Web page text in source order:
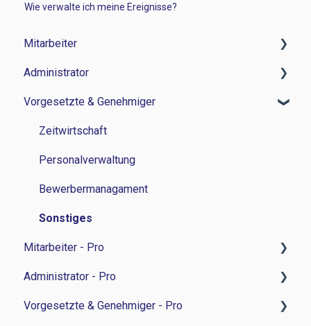
Wie verwalte ich meine Ereignisse?
Mitarbeiter
Zeitwirtschaft
Reisemanagement
Personalverwaltung
Lohn und Gehalt
Grundlagen
Administrator
Zeitwirtschaft
Reisemanagement
Personalverwaltung
Personalentwicklung
Bewerbermanagement
Lohn und Gehalt
Grundlagen
Integrationen
Vorgesetzte & Genehmiger
Zeitwirtschaft
Personalverwaltung
Bewerbermanagament
Sonstiges
Mitarbeiter - Pro
Feedback-Sessions - Personalentwicklung
Ziele - Personalentwicklung
Administrator - Pro
Feedback-Session - Personalentwicklung
Vorgesetzte & Genehmiger - Pro